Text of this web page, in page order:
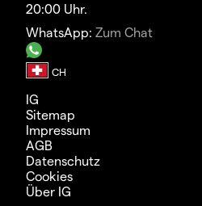
20:00 Uhr.
WhatsApp: Zum Chat
IG
Sitemap
Impressum
AGB
Datenschutz
Cookies
Über IG